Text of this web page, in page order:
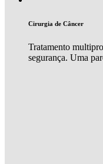
Cirurgia de Câncer
Tratamento
segurança. Uma